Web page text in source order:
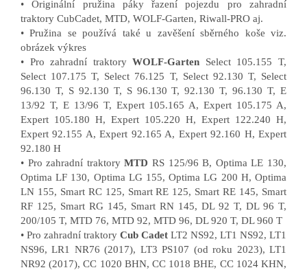
• Originální pružina páky řazení pojezdu pro zahradní
traktory CubCadet, MTD, WOLF-Garten, Riwall-PRO aj.
• Pružina se používá také u zavěšení sběrného koše viz.
obrázek výkres
• Pro zahradní traktoryWOLF-Garten Select 105.155 T,
Select 107.175 T, Select 76.125 T, Select 92.130 T, Select
96.130 T, S 92.130 T, S 96.130 T, 92.130 T, 96.130 T, E
13/92 T, E 13/96 T, Expert 105.165 A, Expert 105.175 A,
Expert 105.180 H, Expert 105.220 H, Expert 122.240 H,
Expert 92.155 A, Expert 92.165 A, Expert 92.160 H, Expert
92.180 H
• Pro zahradní traktoryMTD RS 125/96 B, Optima LE 130,
Optima LF 130, Optima LG 155, Optima LG 200 H, Optima
LN 155, Smart RC 125, Smart RE 125, Smart RE 145, Smart
RF 125, Smart RG 145, Smart RN 145, DL 92 T, DL 96 T,
200/105 T, MTD 76, MTD 92, MTD 96, DL 920 T, DL 960 T
• Pro zahradní traktory Cub Cadet LT2 NS92, LT1 NS92, LT1
NS96, LR1 NR76 (2017), LT3 PS107 (od roku 2023), LT1
NR92 (2017), CC 1020 BHN, CC 1018 BHE, CC 1024 KHN,